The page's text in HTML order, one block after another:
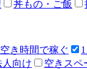
丼もの・ご飯
空き時間で稼ぐ
人向け 空きスペ